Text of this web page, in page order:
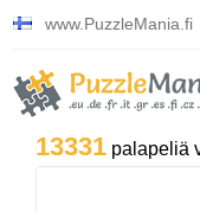
www.PuzzleMania.fi
13331 palapeliä